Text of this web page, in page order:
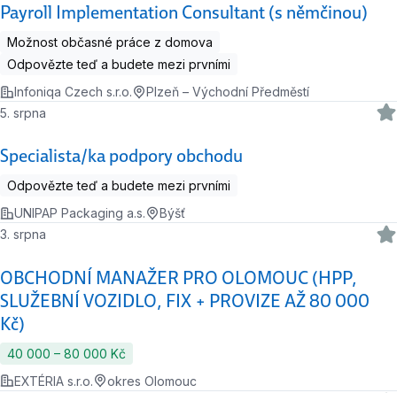
Payroll Implementation Consultant (s němčinou)
Možnost občasné práce z domova
Odpovězte teď a budete mezi prvními
Infoniqa Czech s.r.o.
Plzeň – Východní Předměstí
Specialista/ka podpory obchodu
5. srpna
Odpovězte teď a budete mezi prvními
UNIPAP Packaging a.s.
Býšť
OBCHODNÍ MANAŽER PRO OLOMOUC (HPP,
SLUŽEBNÍ VOZIDLO, FIX + PROVIZE AŽ 80 000
Kč)
3. srpna
40 000 ‍–‍ 80 000 Kč
EXTÉRIA s.r.o.
okres Olomouc